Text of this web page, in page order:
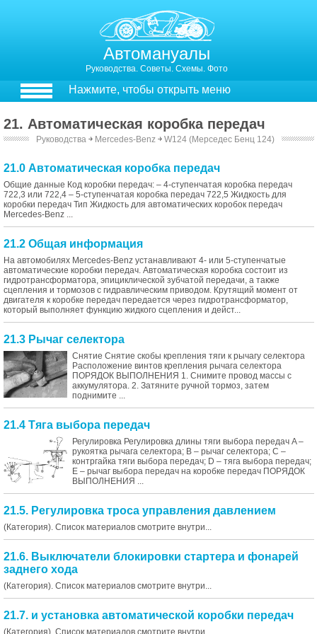
Автомануалы
Руководства. Советы. Схемы. Фото
Нажмите, чтобы открыть меню
21. Автоматическая коробка передач
Руководства ￫ Mercedes-Benz ￫ W124 (Мерседес Бенц 124)
21.0 Автоматическая коробка передач
Общие данные Код коробки передач: – 4-ступенчатая коробка передач
722,3 или 722,4 – 5-ступенчатая коробка передач 722,5 Жидкость для
коробки передач Тип Жидкость для автоматических коробок передач
Mercedes-Benz ...
21.2 Общая информация
На автомобилях Mercedes-Benz устанавливают 4- или 5-ступенчатые
автоматические коробки передач. Автоматическая коробка состоит из
гидротрансформатора, эпициклической зубчатой передачи, а также
сцепления и тормозов с гидравлическим приводом. Крутящий момент от
двигателя к коробке передач передается через гидротрансформатор,
который выполняет функцию жидкого сцепления и дейст...
21.3 Рычаг селектора
Снятие Снятие скобы крепления тяги к рычагу селектора
Расположение винтов крепления рычага селектора
ПОРЯДОК ВЫПОЛНЕНИЯ 1. Снимите провод массы с
аккумулятора. 2. Затяните ручной тормоз, затем
поднимите ...
21.4 Тяга выбора передач
Регулировка Регулировка длины тяги выбора передач A –
рукоятка рычага селектора; B – рычаг селектора; C –
контргайка тяги выбора передач; D – тяга выбора передач;
E – рычаг выбора передач на коробке передач ПОРЯДОК
ВЫПОЛНЕНИЯ ...
21.5. Регулировка троса управления давлением
(Категория). Список материалов смотрите внутри...
21.6. Выключатели блокировки стартера и фонарей
заднего хода
(Категория). Список материалов смотрите внутри...
21.7. и установка автоматической коробки передач
(Категория). Список материалов смотрите внутри...